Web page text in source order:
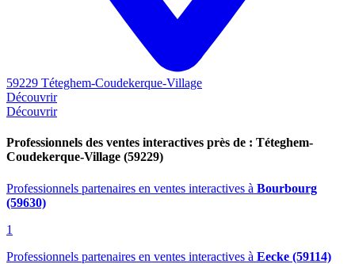
59229 Téteghem-Coudekerque-Village
Découvrir
Découvrir
Professionnels des ventes interactives près de : Téteghem-
Coudekerque-Village (59229)
Professionnels partenaires en ventes interactives à Bourbourg
(59630)
1
Professionnels partenaires en ventes interactives à Eecke (59114)